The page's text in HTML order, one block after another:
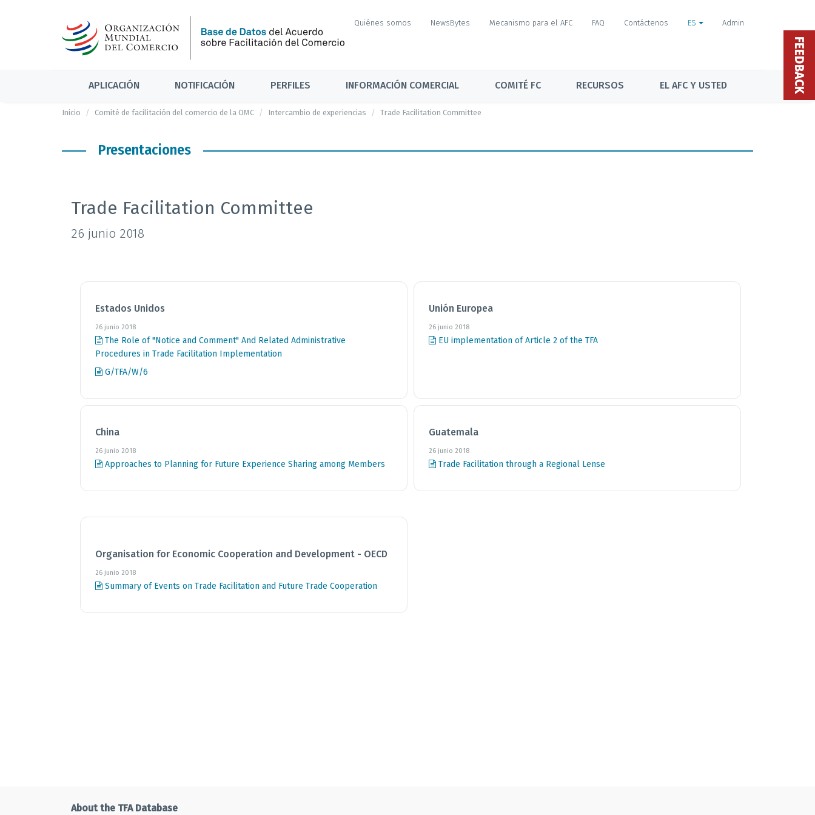
Quiénes somos NewsBytes Mecanismo para el AFC FAQ Contáctenos ES Admin
APLICACIÓN NOTIFICACIÓN PERFILES INFORMACIÓN COMERCIAL COMITÉ FC RECURSOS EL AFC Y USTED
Inicio Comité de facilitación del comercio de la OMC Intercambio de experiencias Trade Facilitation Committee
Presentaciones
Trade Facilitation Committee
26 junio 2018
Estados Unidos
26 junio 2018
The Role of "Notice and Comment" And Related Administrative
Procedures in Trade Facilitation Implementation
G/TFA/W/6
Unión Europea
26 junio 2018
EU implementation of Article 2 of the TFA
China
26 junio 2018
Approaches to Planning for Future Experience Sharing among Members
Guatemala
26 junio 2018
Trade Facilitation through a Regional Lense
Organisation for Economic Cooperation and Development - OECD
26 junio 2018
Summary of Events on Trade Facilitation and Future Trade Cooperation
About the TFA Database
FEEDBACK